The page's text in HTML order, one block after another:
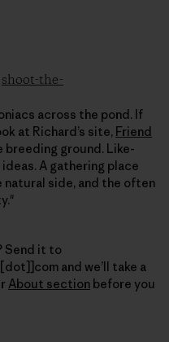
shoot-the-
across the pond. If
at Richard’s site, Friend
ground. Like-
A gathering place
natural side, and the often
Send it to
and we’ll take a
About section before you